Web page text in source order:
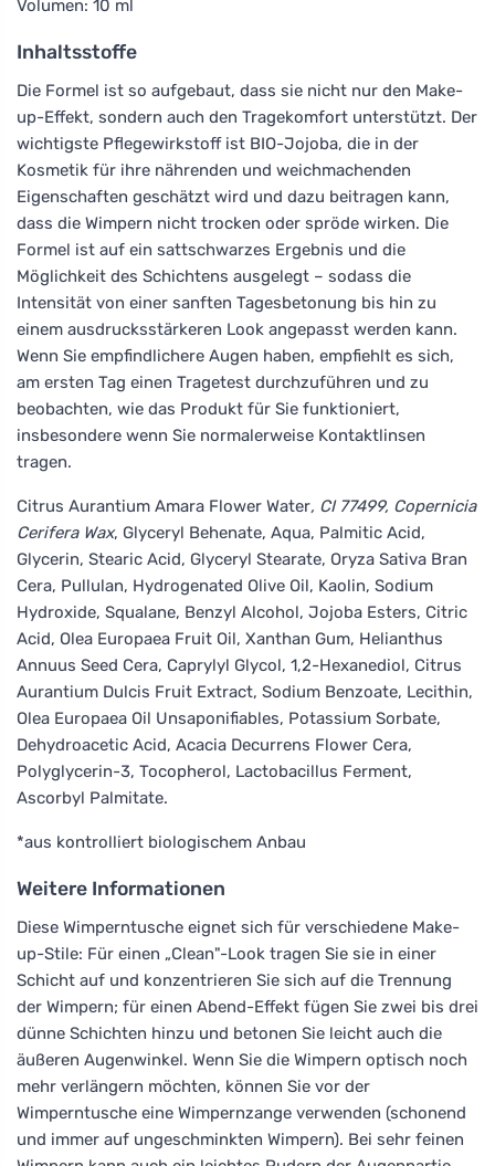
Volumen: 10 ml
Inhaltsstoffe
Die Formel ist so aufgebaut, dass sie nicht nur den Make-
up-Effekt, sondern auch den Tragekomfort unterstützt. Der
wichtigste Pflegewirkstoff ist BIO-Jojoba, die in der
Kosmetik für ihre nährenden und weichmachenden
Eigenschaften geschätzt wird und dazu beitragen kann,
dass die Wimpern nicht trocken oder spröde wirken. Die
Formel ist auf ein sattschwarzes Ergebnis und die
Möglichkeit des Schichtens ausgelegt – sodass die
Intensität von einer sanften Tagesbetonung bis hin zu
einem ausdrucksstärkeren Look angepasst werden kann.
Wenn Sie empfindlichere Augen haben, empfiehlt es sich,
am ersten Tag einen Tragetest durchzuführen und zu
beobachten, wie das Produkt für Sie funktioniert,
insbesondere wenn Sie normalerweise Kontaktlinsen
tragen.
Citrus Aurantium Amara Flower Water, CI 77499, Copernicia
Cerifera Wax, Glyceryl Behenate, Aqua, Palmitic Acid,
Glycerin, Stearic Acid, Glyceryl Stearate, Oryza Sativa Bran
Cera, Pullulan, Hydrogenated Olive Oil, Kaolin, Sodium
Hydroxide, Squalane, Benzyl Alcohol, Jojoba Esters, Citric
Acid, Olea Europaea Fruit Oil, Xanthan Gum, Helianthus
Annuus Seed Cera, Caprylyl Glycol, 1,2-Hexanediol, Citrus
Aurantium Dulcis Fruit Extract, Sodium Benzoate, Lecithin,
Olea Europaea Oil Unsaponifiables, Potassium Sorbate,
Dehydroacetic Acid, Acacia Decurrens Flower Cera,
Polyglycerin-3, Tocopherol, Lactobacillus Ferment,
Ascorbyl Palmitate.
*aus kontrolliert biologischem Anbau
Weitere Informationen
Diese Wimperntusche eignet sich für verschiedene Make-
up-Stile: Für einen „Clean"-Look tragen Sie sie in einer
Schicht auf und konzentrieren Sie sich auf die Trennung
der Wimpern; für einen Abend-Effekt fügen Sie zwei bis drei
dünne Schichten hinzu und betonen Sie leicht auch die
äußeren Augenwinkel. Wenn Sie die Wimpern optisch noch
mehr verlängern möchten, können Sie vor der
Wimperntusche eine Wimpernzange verwenden (schonend
und immer auf ungeschminkten Wimpern). Bei sehr feinen